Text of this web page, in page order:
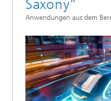
Saxony“
Anwendungen aus dem